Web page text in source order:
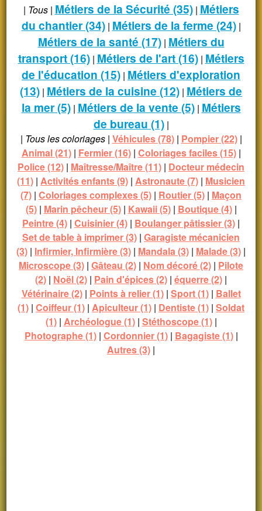
| Tous| Métiers de la Sécurité (35)| Métiers
du chantier (34)| Métiers de la ferme (24)|
Métiers de la santé (17)| Métiers du
transport (16)| Métiers de l'art (16)| Métiers
de l'éducation (15) | Métiers d'exploration
(13) | Métiers de la cuisine (12) | Métiers de
la mer (5)| Métiers de la vente (5)| Métiers
de bureau (1)|
| Tous les coloriages| Véhicules (78)| Pompier (22)|
Animal (21)| Fermier (16)| Coloriages faciles (15)|
Police (12) | Maîtresse/Maître (11) | Docteur médecin
(11) | Activités enfants (9) | Astronaute (7) | Musicien
(7) | Coloriages complexes (5) | Routier (5) | Maçon
(5)| Marin pêcheur (5)| Kawaii (5)| Boutique (4)|
Peintre (4) | Cuisinier (4) | Boulanger pâtissier (3) |
Set de table à imprimer (3) | Garagiste mécanicien
(3) | Infirmier, Infirmière (3) | Mandala (3) | Malade (3) |
Microscope (3) | Gâteau (2) | Nom décoré (2) | Pilote
(2) | Noël (2) | Pain d'épices (2) | équerre (2) |
Vétérinaire (2)| Points à relier (1)| Sport (1)| Ballet
(1) | Coiffeur (1) | Apiculteur (1) | Dentiste (1) | Soldat
(1)| Archéologue (1)| Stéthoscope (1)|
Photographe (1)| Cordonnier (1)| Bagagiste (1)|
Autres (3) |